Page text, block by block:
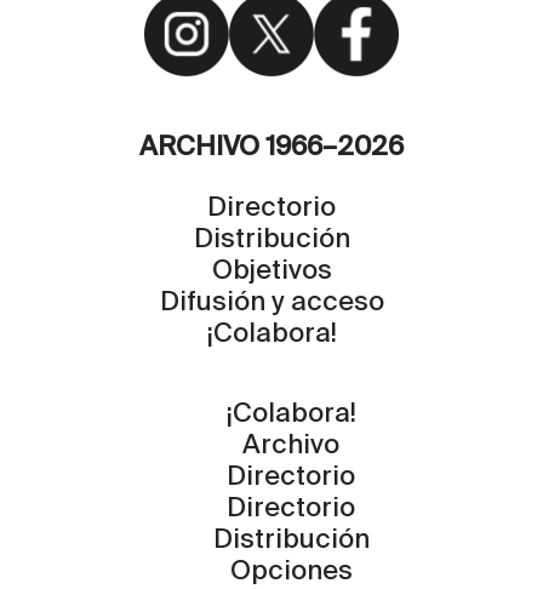
ARCHIVO 1966–2026
Directorio
Distribución
Objetivos
Difusión y acceso
¡Colabora!
¡Colabora!
Archivo
Directorio
Directorio
Distribución
Opciones